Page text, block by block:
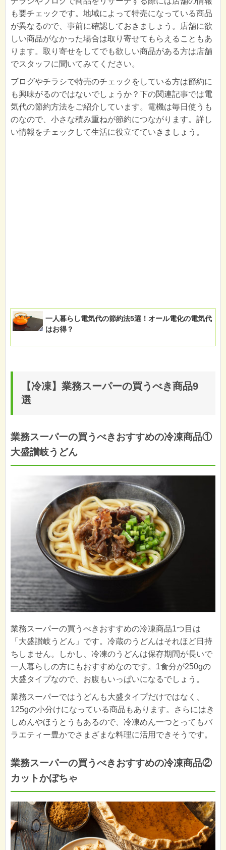
も要チェックです。地域によって特売になっている商品
が異なるので、事前に確認しておきましょう。店舗に欲
しい商品がなかった場合は取り寄せてもらえることもあ
ります。取り寄せをしてでも欲しい商品がある方は店舗
でスタッフに聞いてみてください。
ブログやチラシで特売のチェックをしている方は節約に
も興味がるのではないでしょうか？下の関連記事では電
気代の節約方法をご紹介しています。電機は毎日使うも
のなので、小さな積み重ねが節約につながります。詳し
い情報をチェックして生活に役立てていきましょう。
一人暮らし電気代の節約法5選！オール電化の電気代
はお得？
【冷凍】業務スーパーの買うべき商品9
選
業務スーパーの買うべきおすすめの冷凍商品①
大盛讃岐うどん
業務スーパーの買うべきおすすめの冷凍商品1つ目は
「大盛讃岐うどん」です。冷蔵のうどんはそれほど日持
ちしません。しかし、冷凍のうどんは保存期間が長いで
一人暮らしの方にもおすすめなのです。1食分が250gの
大盛タイプなので、お腹もいっぱいになるでしょう。
業務スーパーではうどんも大盛タイプだけではなく、
125gの小分けになっている商品もあります。さらにはき
しめんやほうとうもあるので、冷凍めん一つとってもバ
ラエティー豊かでさまざまな料理に活用できそうです。
業務スーパーの買うべきおすすめの冷凍商品②
カットかぼちゃ